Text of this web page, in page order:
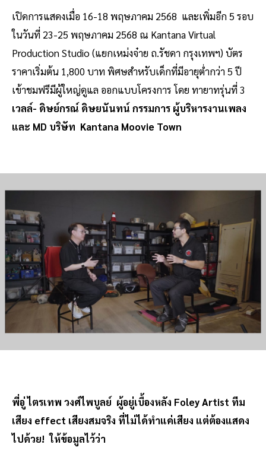
เปิดการแสดงเมื่อ 16-18 พฤษภาคม 2568 และเพิ่มอีก 5 รอบ
ในวันที่ 23-25 พฤษภาคม 2568 ณ Kantana Virtual
Production Studio (แยกเหม่งจ๋าย ถ.รัชดา กรุงเทพฯ) บัตร
ราคาเริ่มต้น 1,800 บาท พิศษสำหรับเด็กที่มีอายุต่ำกว่า 5 ปี
เข้าชมฟรีมีผู้ใหญ่ดูแล ออกแบบโครงการ โดย ทายาทรุ่นที่ 3
เวลล์- ดิษย์กรณ์ ดิษยนันทน์ กรรมการ ผู้บริหารงานเพลง
และ MD บริษัท Kantana Moovie Town
พี่อู่ ไตรเทพ วงศ์ไพบูลย์ ผู้อยู่เบื้องหลัง Foley Artist ทีม
เสียง effect เสียงสมจริง ที่ไม่ได้ทำแค่เสียง แต่ต้องแสดง
ไปด้วย! ให้ข้อมูลไว้ว่า